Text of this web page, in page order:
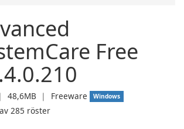
Free
❘ 48,6MB ❘ Freeware Windows
av 285 röster